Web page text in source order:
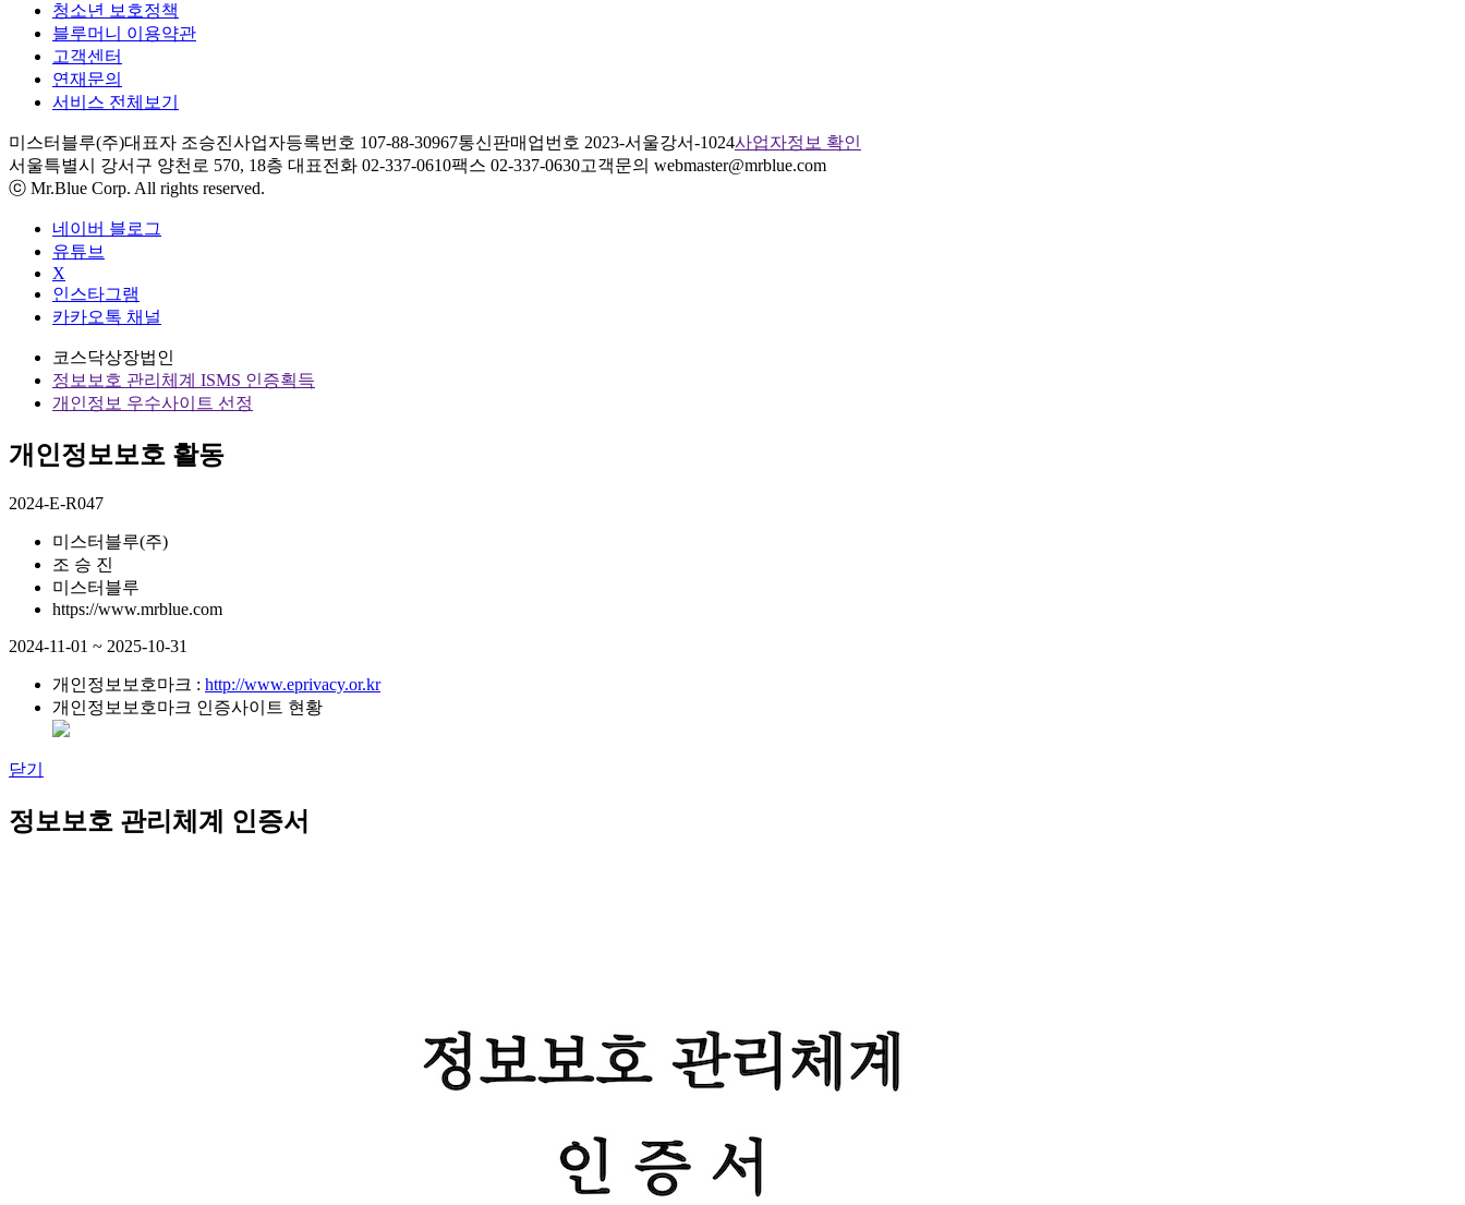
청소년 보호정책
블루머니 이용약관
고객센터
연재문의
서비스 전체보기
미스터블루(주)대표자 조승진사업자등록번호 107-88-30967통신판매업번호 2023-서울강서-1024사업자정보 확인
서울특별시 강서구 양천로 570, 18층 대표전화 02-337-0610팩스 02-337-0630고객문의 webmaster@mrblue.com
ⓒ Mr.Blue Corp. All rights reserved.
네이버 블로그
유튜브
X
인스타그램
카카오톡 채널
코스닥상장법인
정보보호 관리체계 ISMS 인증획득
개인정보 우수사이트 선정
개인정보보호 활동
2024-E-R047
미스터블루(주)
조 승 진
미스터블루
https://www.mrblue.com
2024-11-01 ~ 2025-10-31
개인정보보호마크 : http://www.eprivacy.or.kr
개인정보보호마크 인증사이트 현황
닫기
정보보호 관리체계 인증서